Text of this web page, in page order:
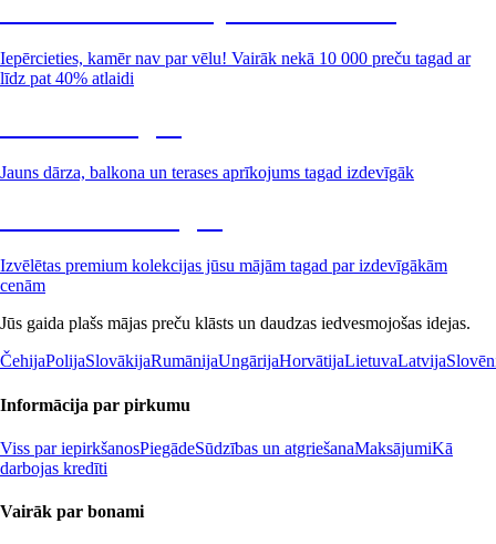
Iepērcieties, kamēr nav par vēlu! Vairāk nekā 10 000 preču tagad ar
līdz pat 40% atlaidi
Jauns dārza, balkona un terases aprīkojums tagad izdevīgāk
Izvēlētas premium kolekcijas jūsu mājām tagad par izdevīgākām
cenām
Jūs gaida plašs mājas preču klāsts un daudzas iedvesmojošas idejas.
ČehijaPolijaSlovākijaRumānijaUngārijaHorvātijaLietuvaLatvija
Informācija par pirkumu
Viss par iepirkšanosPiegādeSūdzības un atgriešanaMaksājumiKā
darbojas kredīti
Vairāk par bonami